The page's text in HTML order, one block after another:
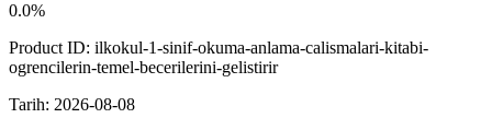
0.0%
Product ID: ilkokul-1-sinif-okuma-anlama-calismalari-kitabi-
ogrencilerin-temel-becerilerini-gelistirir
Tarih: 2026-08-08